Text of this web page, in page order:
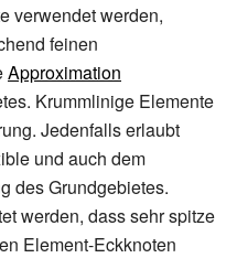
verwendet werden,
feinen
Approximation
Krummlinige Elemente
Jedenfalls erlaubt
und auch dem
des Grundgebietes.
werden, dass sehr spitze
Element-Eckknoten